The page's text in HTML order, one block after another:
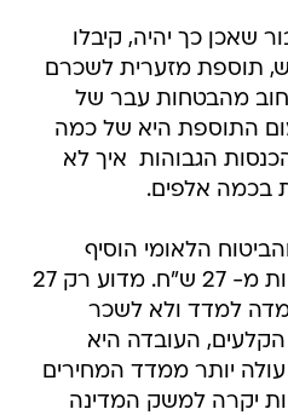
שאכן כך יהיה, קיבלו
תוספת מזערית לשכרם
חוב מהבטחות עבר של
התוספת היא של כמה
הגבוהות  איך לא 
בכמה אלפים.
הלאומי הוסיף
לקצבאות הזיקנה לא פחות מ- 27 ש"ח. מדוע רק 27
למדד ולא לשכר
העובדה היא
יותר ממדד המחירים
יקרה למשק המדינה